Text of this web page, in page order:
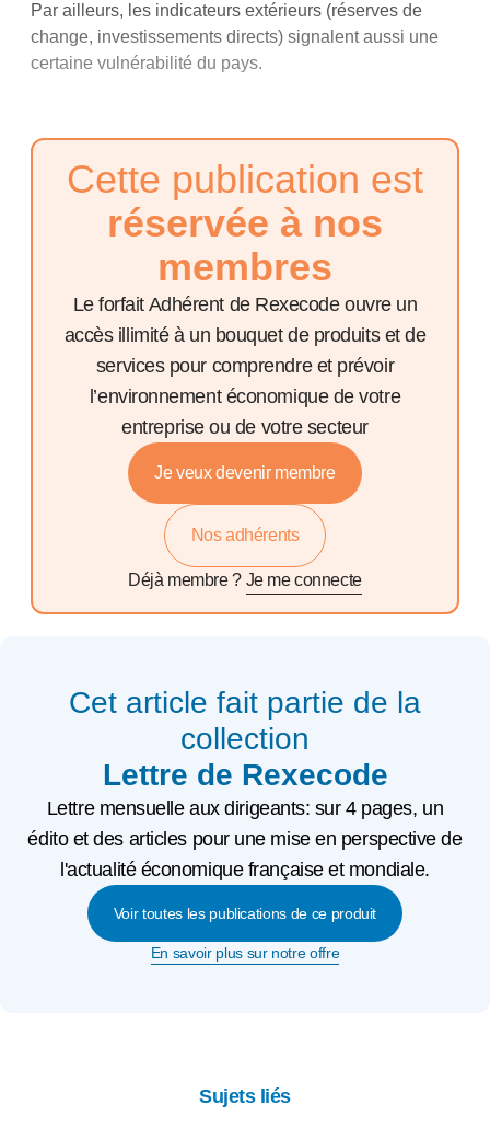
Par ailleurs, les indicateurs extérieurs (réserves de
change, investissements directs) signalent aussi une
certaine vulnérabilité du pays.
Cette publication est
réservée à nos
membres
Le forfait Adhérent de Rexecode ouvre un
accès illimité à un bouquet de produits et de
services pour comprendre et prévoir
l’environnement économique de votre
entreprise ou de votre secteur
Je veux devenir membre
Nos adhérents
Déjà membre ? Je me connecte
Cet article fait partie de la
collection
Lettre de Rexecode
Lettre mensuelle aux dirigeants: sur 4 pages, un
édito et des articles pour une mise en perspective de
l'actualité économique française et mondiale.
Voir toutes les publications de ce produit
En savoir plus sur notre offre
Sujets liés